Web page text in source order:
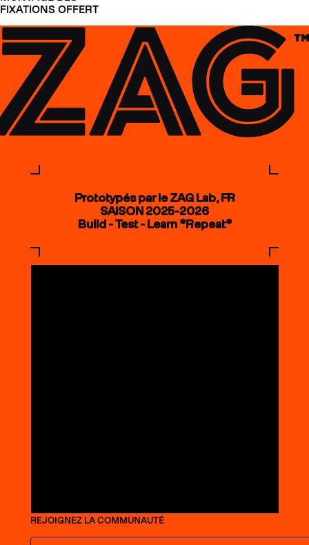
FIXATIONS OFFERT
Prototypés par le ZAG Lab, FR
SAISON 2025-2026
Build - Test - Learn *Repeat*
REJOIGNEZ LA COMMUNAUTÉ